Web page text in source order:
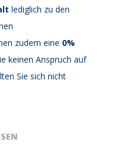
lediglich zu den
zudem eine 0%
keinen Anspruch auf
Sie sich nicht